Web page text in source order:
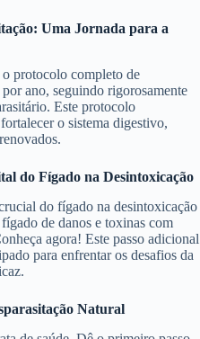
Uma Jornada para a
protocolo completo de
ano, seguindo rigorosamente
Este protocolo
o sistema digestivo,
do Fígado na Desintoxicação
do fígado na desintoxicação
de danos e toxinas com
agora! Este passo adicional
para enfrentar os desafios da
Natural